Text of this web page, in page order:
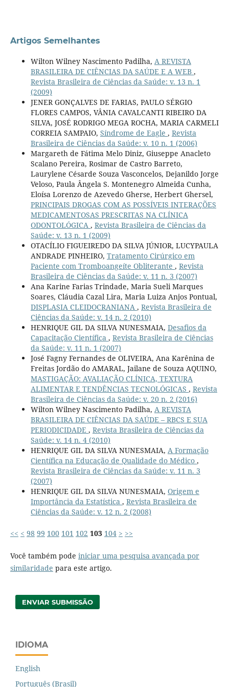
Artigos Semelhantes
Wilton Wilney Nascimento Padilha, A REVISTA
BRASILEIRA DE CIÊNCIAS DA SAÚDE E A WEB ,
Revista Brasileira de Ciências da Saúde: v. 13 n. 1
(2009)
JENER GONÇALVES DE FARIAS, PAULO SÉRGIO
FLORES CAMPOS, VÂNIA CAVALCANTI RIBEIRO DA
SILVA, JOSÉ RODRIGO MEGA ROCHA, MARIA CARMELI
CORREIA SAMPAIO, Síndrome de Eagle , Revista
Brasileira de Ciências da Saúde: v. 10 n. 1 (2006)
Margareth de Fátima Melo Diniz, Giuseppe Anacleto
Scalano Pereira, Rosimar de Castro Barreto,
Laurylene Césarde Souza Vasconcelos, Dejanildo Jorge
Veloso, Paula Ângela S. Montenegro Almeida Cunha,
Eloísa Lorenzo de Azevedo Gherse, Herbert Ghersel,
PRINCIPAIS DROGAS COM AS POSSÍVEIS INTERAÇÕES
MEDICAMENTOSAS PRESCRITAS NA CLÍNICA
ODONTOLÓGICA , Revista Brasileira de Ciências da
Saúde: v. 13 n. 1 (2009)
OTACÍLIO FIGUEIREDO DA SILVA JÚNIOR, LUCYPAULA
ANDRADE PINHEIRO, Tratamento Cirúrgico em
Paciente com Tromboangeíte Obliterante , Revista
Brasileira de Ciências da Saúde: v. 11 n. 3 (2007)
Ana Karine Farias Trindade, Maria Sueli Marques
Soares, Cláudia Cazal Lira, Maria Luiza Anjos Pontual,
DISPLASIA CLEIDOCRANIANA , Revista Brasileira de
Ciências da Saúde: v. 14 n. 2 (2010)
HENRIQUE GIL DA SILVA NUNESMAIA, Desafios da
Capacitação Científica , Revista Brasileira de Ciências
da Saúde: v. 11 n. 1 (2007)
José Fagny Fernandes de OLIVEIRA, Ana Karênina de
Freitas Jordão do AMARAL, Jailane de Souza AQUINO,
MASTIGAÇÃO: AVALIAÇÃO CLÍNICA, TEXTURA
ALIMENTAR E TENDÊNCIAS TECNOLÓGICAS , Revista
Brasileira de Ciências da Saúde: v. 20 n. 2 (2016)
Wilton Wilney Nascimento Padilha, A REVISTA
BRASILEIRA DE CIÊNCIAS DA SAÚDE – RBCS E SUA
PERIODICIDADE , Revista Brasileira de Ciências da
Saúde: v. 14 n. 4 (2010)
HENRIQUE GIL DA SILVA NUNESMAIA, A Formação
Científica na Educação de Qualidade do Médico ,
Revista Brasileira de Ciências da Saúde: v. 11 n. 3
(2007)
HENRIQUE GIL DA SILVA NUNESMAIA, Origem e
Importância da Estatística , Revista Brasileira de
Ciências da Saúde: v. 12 n. 2 (2008)
<< < 98 99 100 101 102 103 104 > >>
Você também pode iniciar uma pesquisa avançada por
similaridade para este artigo.
ENVIAR SUBMISSÃO
IDIOMA
English
Português (Brasil)